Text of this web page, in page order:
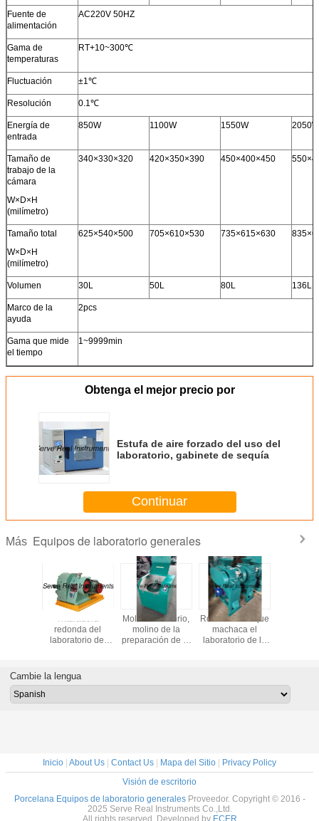
Fuente de
alimentación
AC220V 50HZ
Gama de
temperaturas
RT+10~300℃
Fluctuación ±1℃
Resolución 0.1℃
Energía de
entrada
850W 1100W 1550W 2050W
Tamaño de
trabajo de la
cámara
W×D×H
(milímetro)
340×330×320 420×350×390 450×400×450
Tamaño total
W×D×H
(milímetro)
625×540×500 705×610×530 735×615×630
Volumen 30L 50L 80L 136L
Marco de la
ayuda
2pcs
Gama que mide
el tiempo
1~9999min
Obtenga el mejor precio por
Estufa de aire forzado del uso del
laboratorio, gabinete de sequía
Continuar
Más Equipos de laboratorio generales
TCLP
Trituradora
redonda del
laboratorio del
escoria de
cemento de la
del disco
Molino vibratorio,
molino de la
preparación de la
Rodillo doble que
machaca el
laboratorio de la
preparación de la
equipo
Cambie la lengua
Inicio | About Us | Contact Us | Mapa del Sitio | Privacy Policy
Visión de escritorio
Porcelana Equipos de laboratorio generalesProveedor. Copyright © 2016 -
2025 Serve Real Instruments Co.,Ltd.
All rights reserved. Developed by ECER